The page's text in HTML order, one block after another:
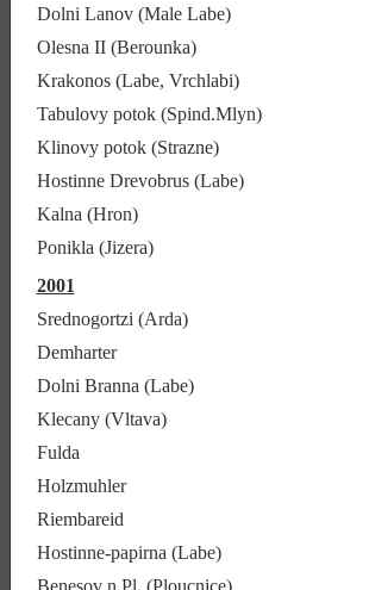
Dolni Lanov (Male Labe)
Olesna II (Berounka)
Krakonos (Labe, Vrchlabi)
Tabulovy potok (Spind.Mlyn)
Klinovy potok (Strazne)
Hostinne Drevobrus (Labe)
Kalna (Hron)
Ponikla (Jizera)
2001
Srednogortzi (Arda)
Demharter
Dolni Branna (Labe)
Klecany (Vltava)
Fulda
Holzmuhler
Riembareid
Hostinne-papirna (Labe)